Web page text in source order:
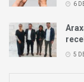
6
5